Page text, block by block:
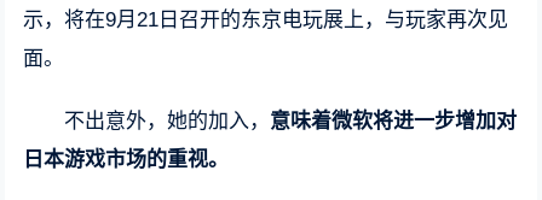
示，将在9月21日召开的东京电玩展上，与玩家再次见
面。
不出意外，她的加入， 意味着微软将进一步增加对
日本游戏市场的重视。